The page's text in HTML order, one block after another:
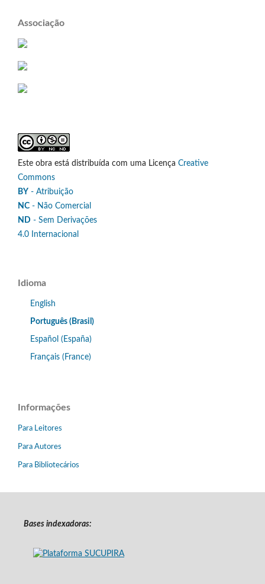
Associação
Este obra está distribuída com uma Licença Creative
Commons
BY - Atribuição
NC - Não Comercial
ND - Sem Derivações
4.0 Internacional
Idioma
English
Português (Brasil)
Español (España)
Français (France)
Informações
Para Leitores
Para Autores
Para Bibliotecários
Bases indexadoras: